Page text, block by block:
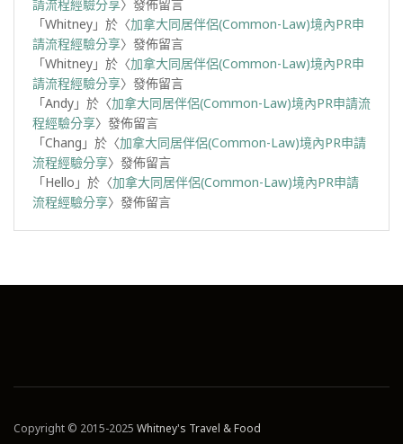
請流程經驗分享〉發佈留言
「Whitney 」於〈加拿大同居伴侶(Common-Law)境內PR申
請流程經驗分享〉發佈留言
「Whitney 」於〈加拿大同居伴侶(Common-Law)境內PR申
請流程經驗分享〉發佈留言
「Andy 」於〈加拿大同居伴侶(Common-Law)境內PR申請流
程經驗分享〉發佈留言
「Chang 」於〈加拿大同居伴侶(Common-Law)境內PR申請
流程經驗分享〉發佈留言
「Hello 」於〈加拿大同居伴侶(Common-Law)境內PR申請
流程經驗分享〉發佈留言
Copyright © 2015-2025 Whitney's Travel & Food